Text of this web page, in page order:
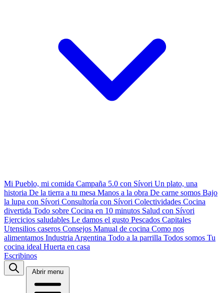
Mi Pueblo, mi comida Campaña 5.0 con Sívori Un plato, una
historia De la tierra a tu mesa Manos a la obra De carne somos Bajo
la lupa con Sívori Consultoría con Sívori Colectividades Cocina
divertida Todo sobre Cocina en 10 minutos Salud con Sívori
Ejercicios saludables Le damos el gusto Pescados Capitales
Utensilios caseros Consejos Manual de cocina Como nos
alimentamos Industria Argentina Todo a la parrilla Todos somos Tu
cocina ideal Huerta en casa
Escribinos
Abrir menu